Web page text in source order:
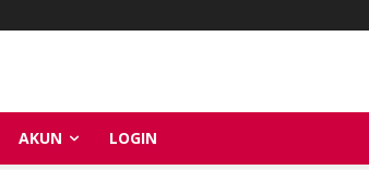
AKUN LOGIN